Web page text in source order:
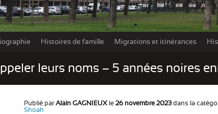
Histoires de famille Migrations et itinérances
Les damnés de la
leurs noms – 5 années noires
Publié par Alain GAGNIEUX le 26 novembre 2023 dans la
Shoah